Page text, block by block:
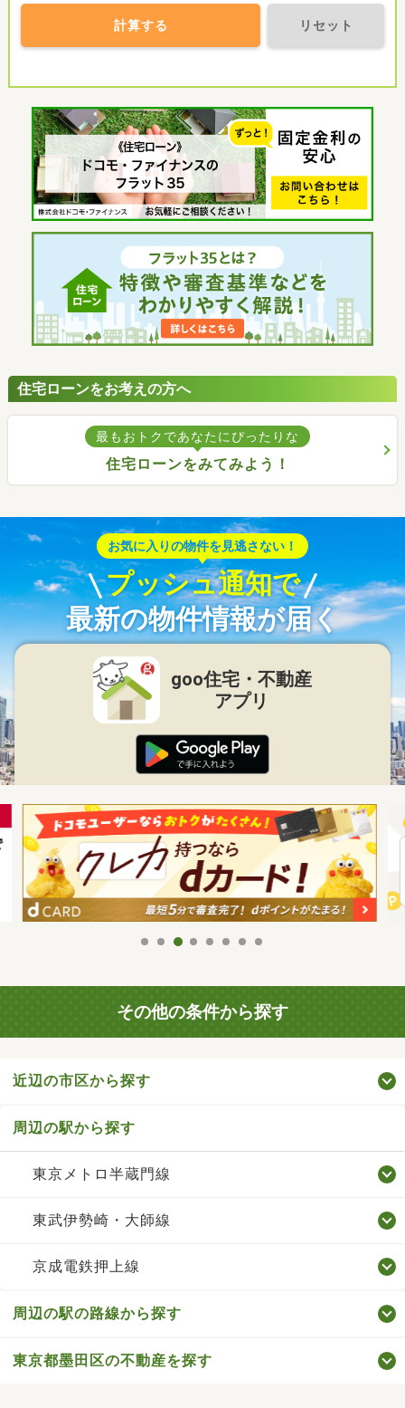
計算する リセット
住宅ローンをお考えの方へ
最もおトクであなたにぴったりな
住宅ローンをみてみよう！
お気に入りの物件を見逃さない！
プッシュ通知で
最新の物件情報が届く
goo住宅・不動産
アプリ
その他の条件から探す
近辺の市区から探す
周辺の駅から探す
東京メトロ半蔵門線
東武伊勢崎・大師線
京成電鉄押上線
周辺の駅の路線から探す
東京都墨田区の不動産を探す